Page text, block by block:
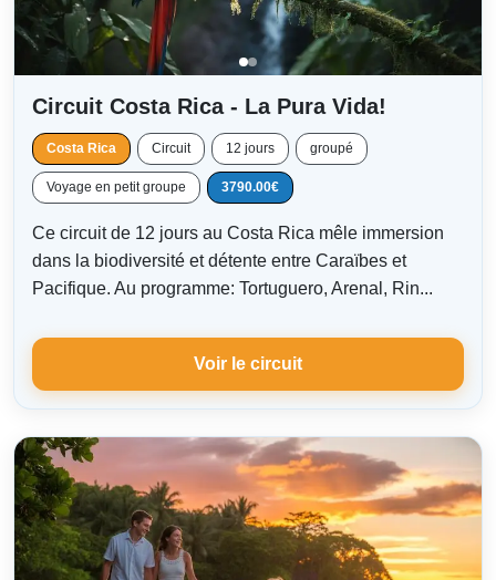
Circuit Costa Rica - La Pura Vida!
Costa Rica Circuit 12 jours groupé
Voyage en petit groupe 3790.00€
Ce circuit de 12 jours au Costa Rica mêle immersion
dans la biodiversité et détente entre Caraïbes et
Pacifique. Au programme: Tortuguero, Arenal, Rin...
Voir le circuit